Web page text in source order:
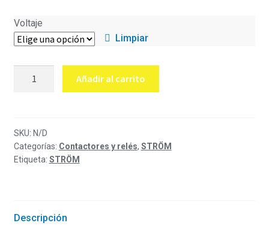
Voltaje
Limpiar
Ström
cantidad
Añadir al carrito
SKU: N/D
Categorías: Contactores y relés, STRÖM
Etiqueta: STRÖM
Descripción